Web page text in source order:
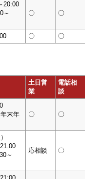
20:00
～
〇 〇
〇 〇
土日営
業
電話相
談
末年
〇 〇
～
応相談 〇